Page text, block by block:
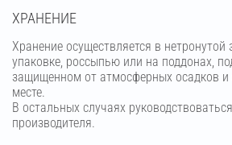
ХРАНЕНИЕ
Хранение осуществляется в нетронутой
упаковке, россыпью или на поддонах,
защищенном от атмосферных осадков и
месте.
В остальных случаях
производителя.